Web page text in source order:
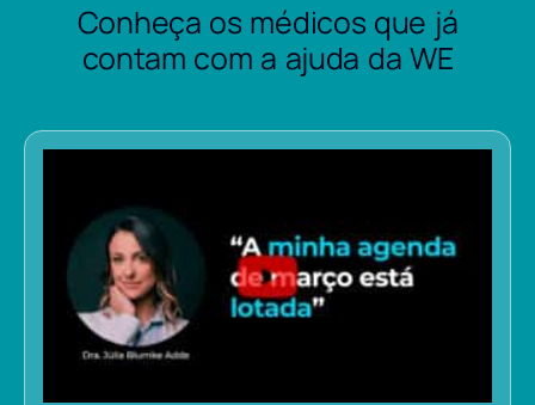
Conheça os médicos que já
contam com a ajuda da WE